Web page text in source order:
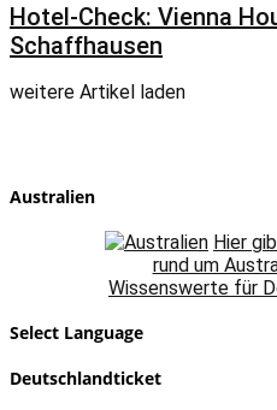
Hotel-Check: Vienna
Schaffhausen
weitere Artikel laden
Australien
Hier
rund um
Wissenswerte für
Select Language
Deutschlandticket